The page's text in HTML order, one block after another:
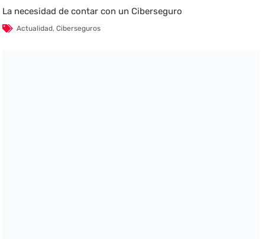
La necesidad de contar con un Ciberseguro
Actualidad,Ciberseguros